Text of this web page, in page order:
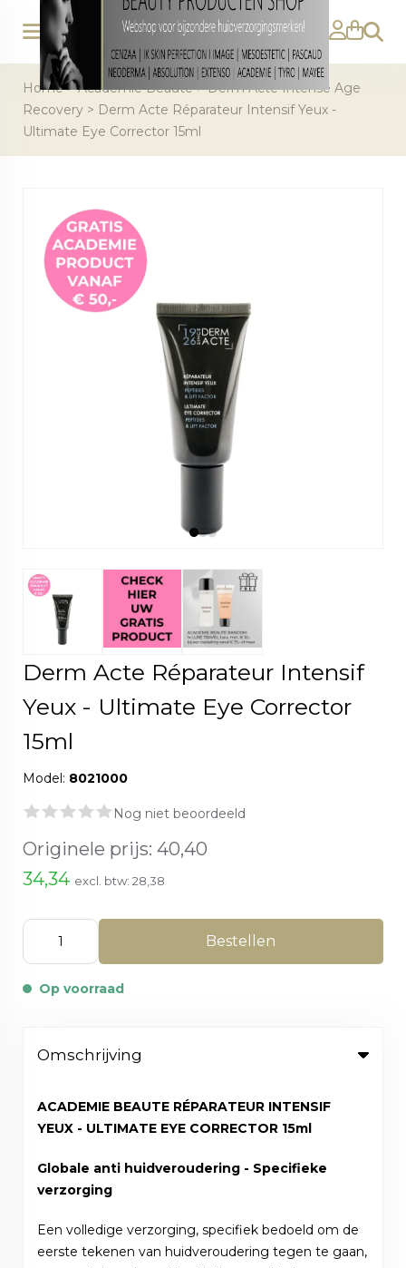
Home>Academie Beaute>Derm Acte Intense Age
Recovery > Derm Acte Réparateur Intensif Yeux -
Ultimate Eye Corrector 15ml
Derm Acte Réparateur Intensif
Yeux - Ultimate Eye Corrector
15ml
Model: 8021000
Nog niet beoordeeld
Originele prijs: 40,40
34,34 excl. btw: 28,38
Bestellen
Op voorraad
Omschrijving
ACADEMIE BEAUTE RÉPARATEUR INTENSIF
YEUX - ULTIMATE EYE CORRECTOR 15ml
Globale anti huidveroudering - Specifieke
verzorging
Een volledige verzorging, specifiek bedoeld om de
eerste tekenen van huidveroudering tegen te gaan,